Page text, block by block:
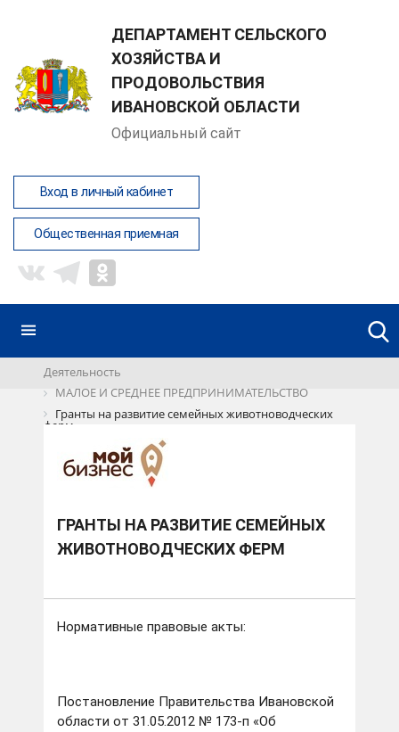
ДЕПАРТАМЕНТ СЕЛЬСКОГО
ХОЗЯЙСТВА И
ПРОДОВОЛЬСТВИЯ
ИВАНОВСКОЙ ОБЛАСТИ
Официальный сайт
Вход в личный кабинет
Общественная приемная
Деятельность
МАЛОЕ И СРЕДНЕЕ ПРЕДПРИНИМАТЕЛЬСТВО
Гранты на развитие семейных животноводческих
ферм
ГРАНТЫ НА РАЗВИТИЕ СЕМЕЙНЫХ
ЖИВОТНОВОДЧЕСКИХ ФЕРМ
Нормативные правовые акты:
Постановление Правительства Ивановской
области от 31.05.2012 № 173-п «Об